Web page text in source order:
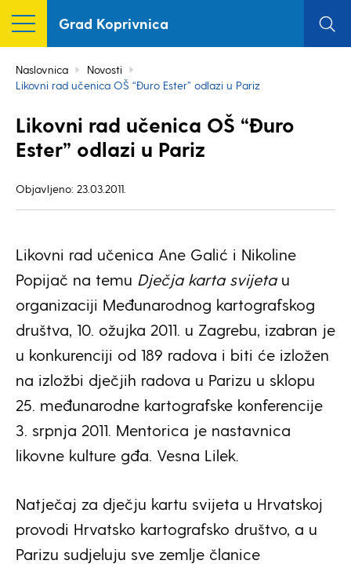
Grad Koprivnica
Naslovnica
Novosti
Likovni rad učenica OŠ “Đuro Ester” odlazi u Pariz
Likovni rad učenica OŠ “Đuro
Ester” odlazi u Pariz
Objavljeno: 23.03.2011.
Likovni rad učenica Ane Galić i Nikoline
Popijač na temu Dječja karta svijetau
organizaciji Međunarodnog kartografskog
društva, 10. ožujka 2011. u Zagrebu, izabran je
u konkurenciji od 189 radova i biti će izložen
na izložbi dječjih radova u Parizu u sklopu
25. međunarodne kartografske konferencije
3. srpnja 2011. Mentorica je nastavnica
likovne kulture gđa. Vesna Lilek.
Natječaj za dječju kartu svijeta u Hrvatskoj
provodi Hrvatsko kartografsko društvo, a u
Parizu sudjeluju sve zemlje članice